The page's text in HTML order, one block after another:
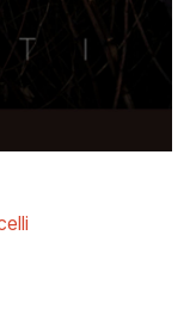
Newsletter